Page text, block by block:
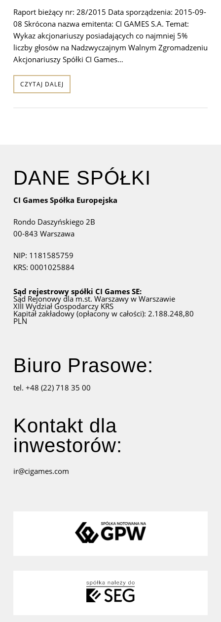
Raport bieżący nr: 28/2015 Data sporządzenia: 2015-09-
08 Skrócona nazwa emitenta: CI GAMES S.A. Temat:
Wykaz akcjonariuszy posiadających co najmniej 5%
liczby głosów na Nadzwyczajnym Walnym Zgromadzeniu
Akcjonariuszy Spółki CI Games…
CZYTAJ DALEJ
DANE SPÓŁKI
CI Games Spółka Europejska
Rondo Daszyńskiego 2B
00-843 Warszawa
NIP: 1181585759
KRS: 0001025884
Sąd rejestrowy spółki CI Games SE:
Sąd Rejonowy dla m.st. Warszawy w Warszawie
XIII Wydział Gospodarczy KRS
Kapitał zakładowy (opłacony w całości): 2.188.248,80
PLN
Biuro Prasowe:
tel. +48 (22) 718 35 00
Kontakt dla
inwestorów:
ir@cigames.com